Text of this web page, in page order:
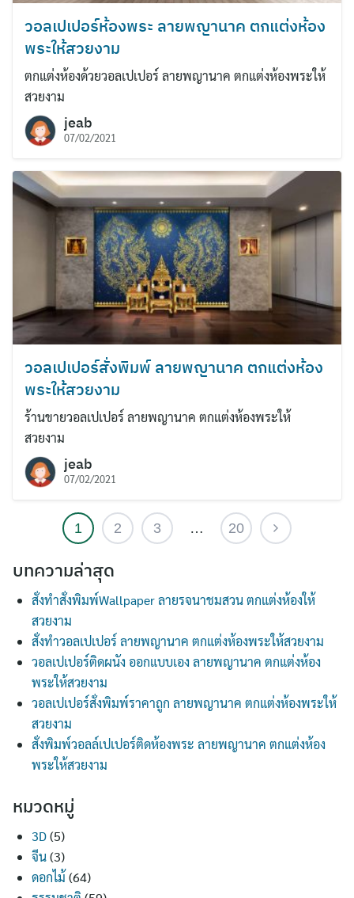
วอลเปเปอร์ห้องพระ ลายพญานาค ตกแต่งห้อง
พระให้สวยงาม
ตกแต่งห้องด้วยวอลเปเปอร์ ลายพญานาค ตกแต่งห้องพระให้
สวยงาม
jeab
07/02/2021
วอลเปเปอร์สั่งพิมพ์ ลายพญานาค ตกแต่งห้อง
พระให้สวยงาม
ร้านขายวอลเปเปอร์ ลายพญานาค ตกแต่งห้องพระให้
สวยงาม
jeab
07/02/2021
1 2 3 … 20
บทความล่าสุด
สั่งทำสั่งพิมพ์Wallpaper ลายรจนาชมสวน ตกแต่งห้องให้
สวยงาม
สั่งทำวอลเปเปอร์ ลายพญานาค ตกแต่งห้องพระให้สวยงาม
วอลเปเปอร์ติดผนัง ออกแบบเอง ลายพญานาค ตกแต่งห้อง
พระให้สวยงาม
วอลเปเปอร์สั่งพิมพ์ราคาถูก ลายพญานาค ตกแต่งห้องพระให้
สวยงาม
สั่งพิมพ์วอลล์เปเปอร์ติดห้องพระ ลายพญานาค ตกแต่งห้อง
พระให้สวยงาม
หมวดหมู่
3D(5)
จีน(3)
ดอกไม้ (64)